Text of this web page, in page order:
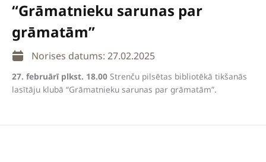
“Grāmatnieku sarunas par
grāmatām”
Norises datums: 27.02.2025
27. februārī plkst. 18.00 Strenču pilsētas bibliotēkā tikšanās
lasītāju klubā “Grāmatnieku sarunas par grāmatām”.